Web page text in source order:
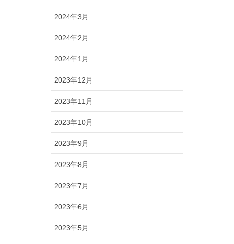
2024年3月
2024年2月
2024年1月
2023年12月
2023年11月
2023年10月
2023年9月
2023年8月
2023年7月
2023年6月
2023年5月